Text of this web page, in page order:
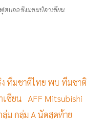
ตบอล​ชิงแชมป์​อาเซียน​
ทีมชาติไทย พบ ทีมชาติ
ซียน AFF Mitsubishi
ม กลุ่ม A นัดสุดท้าย